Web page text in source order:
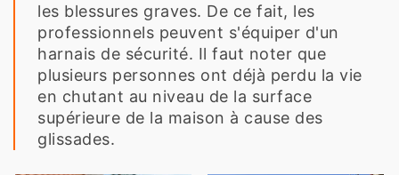
les blessures graves. De ce fait, les
professionnels peuvent s'équiper d'un
harnais de sécurité. Il faut noter que
plusieurs personnes ont déjà perdu la vie
en chutant au niveau de la surface
supérieure de la maison à cause des
glissades.